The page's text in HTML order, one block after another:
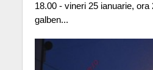
18.00 - vineri 25 ianuarie, ora
galben...